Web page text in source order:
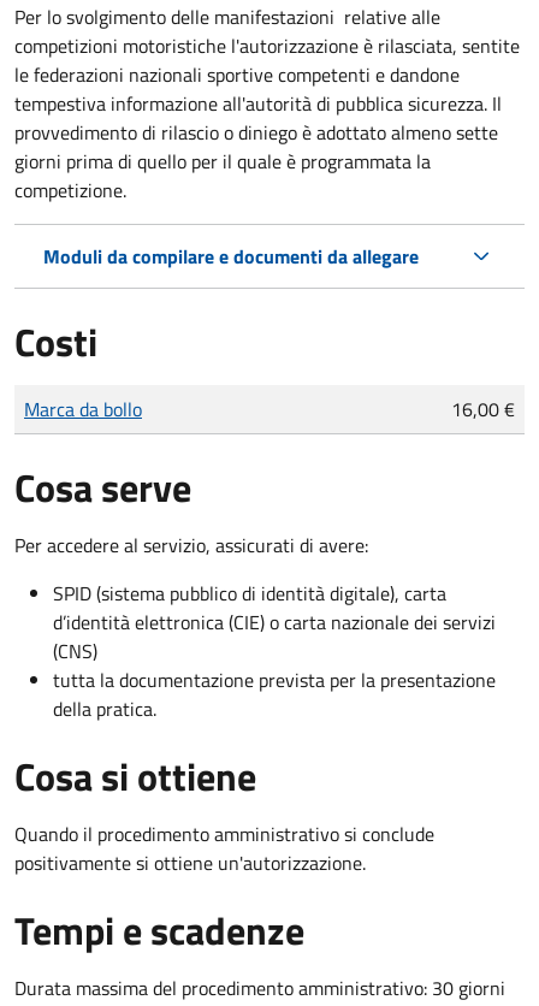
Per lo svolgimento delle manifestazioni relative alle
competizioni motoristiche l'autorizzazione è rilasciata, sentite
le federazioni nazionali sportive competenti e dandone
tempestiva informazione all'autorità di pubblica sicurezza. Il
provvedimento di rilascio o diniego è adottato almeno sette
giorni prima di quello per il quale è programmata la
competizione.
Moduli da compilare e documenti da allegare
Costi
Tipo di pagamento
Importo
Marca da bollo 16,00 €
Cosa serve
Per accedere al servizio, assicurati di avere:
SPID (sistema pubblico di identità digitale), carta
d’identità elettronica (CIE) o carta nazionale dei servizi
(CNS)
tutta la documentazione prevista per la presentazione
della pratica.
Cosa si ottiene
Quando il procedimento amministrativo si conclude
positivamente si ottiene un'autorizzazione.
Tempi e scadenze
Durata massima del procedimento amministrativo: 30 giorni